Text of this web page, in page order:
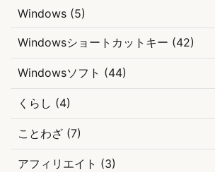
Windows (5)
Windowsショートカットキー (42)
Windowsソフト (44)
くらし (4)
ことわざ (7)
アフィリエイト (3)